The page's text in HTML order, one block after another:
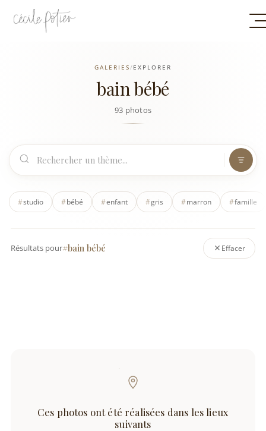
GALERIES/EXPLORER
bain bébé
93 photos
#studio #bébé #enfant #gris #marron #famille
Résultats pour#bain bébé Effacer
Ces photos ont été réalisées dans les lieux
suivants